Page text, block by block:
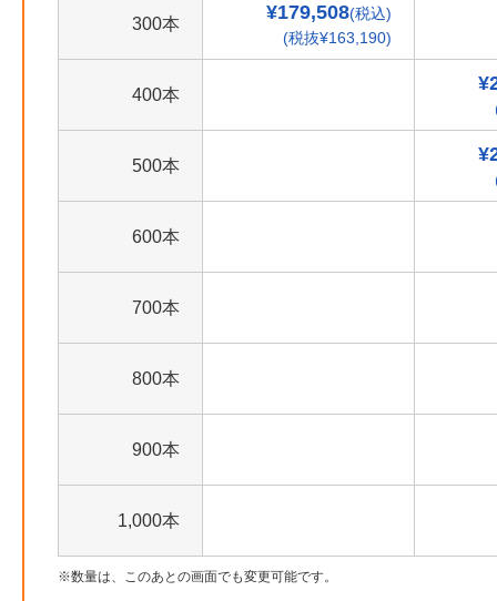
300本
¥179,508(税込)
(税抜¥163,190)
400本
500本
600本
700本
800本
900本
1,000本
数量は、このあとの画面でも変更可能です。